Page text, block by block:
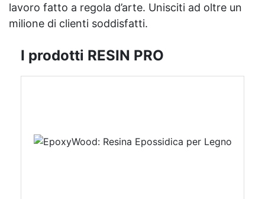
lavoro fatto a regola d’arte. Unisciti ad oltre un
milione di clienti soddisfatti.
I prodotti RESIN PRO